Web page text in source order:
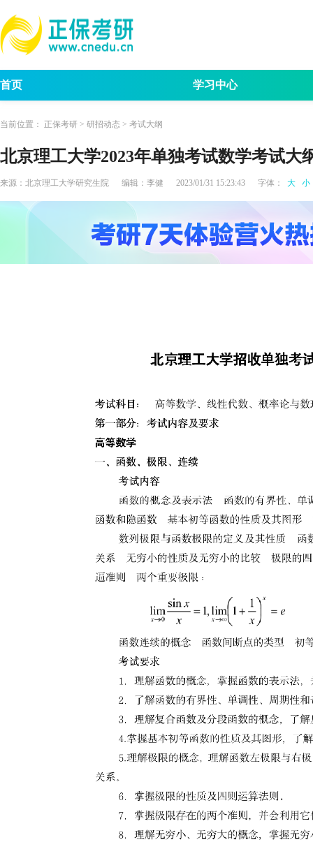
首页 学习中心
招生简章
当前位置： 正保考研 > 研招动态 > 考试大纲
北京理工大学2023年单独考试数学考试大
来源： 北京理工大学研究生院 编辑： 李健 2023/01/31 15:23:43 字体： 大 小